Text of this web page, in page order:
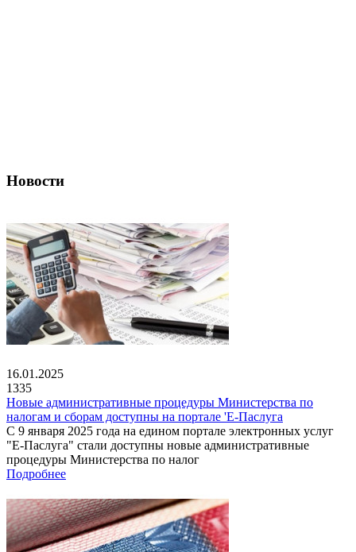
Новости
16.01.2025
1335
Новые административные процедуры Министерства по
налогам и сборам доступны на портале 'Е-Паслуга
С 9 января 2025 года на едином портале электронных услуг
"Е-Паслуга" стали доступны новые административные
процедуры Министерства по налог
Подробнее